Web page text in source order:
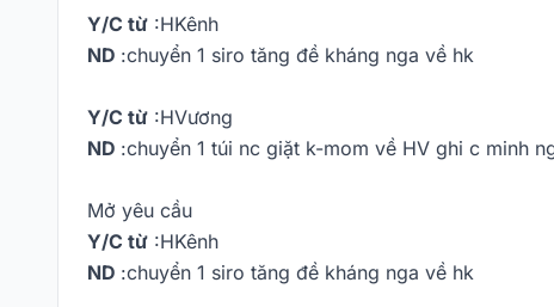
Y/C từ :HKênh
ND :chuyển 1 siro tăng đề kháng nga về hk
Y/C từ :HVương
ND :chuyển 1 túi nc giặt k-mom về HV ghi c minh
Mở yêu cầu
Y/C từ :HKênh
ND :chuyển 1 siro tăng đề kháng nga về hk